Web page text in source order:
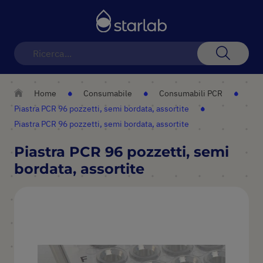
Home Consumabile
Consumabili PCR
Piastra PCR 96 pozzetti, semi bordata, assortite
Piastra PCR 96 pozzetti, semi bordata, assortite
Piastra PCR 96 pozzetti, semi
bordata, assortite